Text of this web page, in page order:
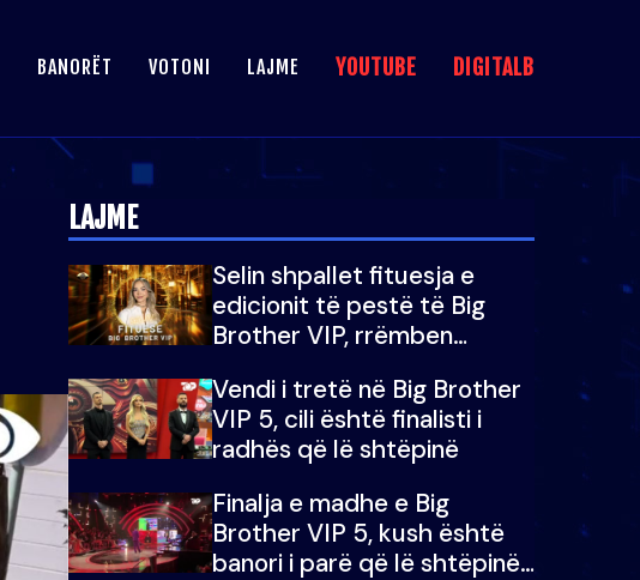
BANORËT VOTONI LAJME YOUTUBE DIGITALB
LAJME
Selin shpallet fituesja e
edicionit të pestë të Big
Brother VIP, rrëmben
mijë eurosh
Vendi i tretë në Big Brother
VIP 5, cili është finalisti i
radhës që lë shtëpinë
Finalja e madhe e Big
Brother VIP 5, kush është
banori i parë që lë shtëpinë